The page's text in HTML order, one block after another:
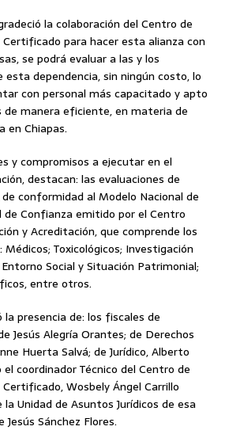
la colaboración del Centro de
para hacer esta alianza con
se podrá evaluar a las y los
esta dependencia, sin ningún costo, lo
con personal más capacitado y apto
de manera eficiente, en materia de
en Chiapas.
y compromisos a ejecutar en el
destacan: las evaluaciones de
conformidad al Modelo Nacional de
de Confianza emitido por el Centro
y Acreditación, que comprende los
Toxicológicos; Investigación
Social y Situación Patrimonial;
entre otros.
presencia de: los fiscales de
Jesús Alegría Orantes; de Derechos
Huerta Salvá; de Jurídico, Alberto
coordinador Técnico del Centro de
Wosbely Ángel Carrillo
Unidad de Asuntos Jurídicos de esa
Jesús Sánchez Flores.